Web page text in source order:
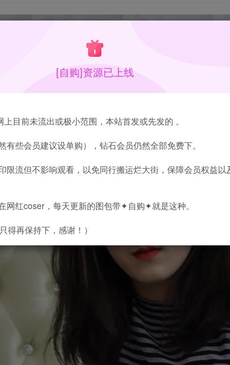
[自购]资源已上线
目前未流出或极小范围，本站首发或先发的 。
有些会员建议设单购），钻石会员仍然全部免费下。
限流但不影响观看，以免同行搬运烂大街，保障会员权益以
网红coser，每天更新的图包带✦自购✦就是这种。
得再保持下，感谢！）